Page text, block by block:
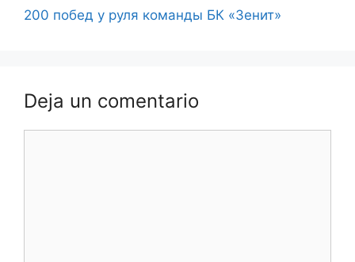
200 побед у руля команды БК «Зенит»
Deja un comentario